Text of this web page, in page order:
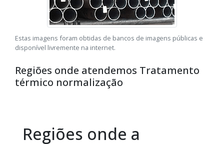
Estas imagens foram obtidas de bancos de imagens públicas e
disponível livremente na internet.
Regiões onde atendemos Tratamento
térmico normalização
Regiões onde a